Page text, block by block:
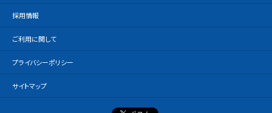
採用情報
ご利用に関して
プライバシーポリシー
サイトマップ